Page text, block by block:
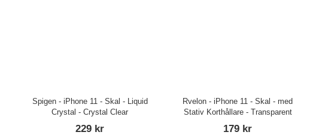
Spigen - iPhone 11 - Skal - Liquid
Crystal - Crystal Clear
229 kr
Rvelon - iPhone 11 - Skal - med
Stativ Korthållare - Transparent
179 kr